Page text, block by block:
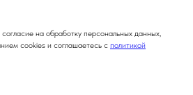
на обработку персональных данных,
cookies и соглашаетесь c политикой